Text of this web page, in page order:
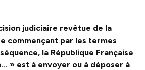
judiciaire revêtue de la
commençant par les termes
la République Française
» est à envoyer ou à déposer à